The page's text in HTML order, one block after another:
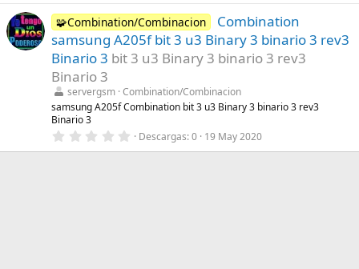
0
0
e
s
t
r
l
l
a
s
🧩Combination/Combinacion
Combination
samsung A205f bit 3 u3 Binary 3 binario 3 rev3
Binario 3 bit 3 u3 Binary 3 binario 3 rev3
Binario 3
servergsm Combination/Combinacion
samsung A205f Combination bit 3 u3 Binary 3 binario 3 rev3
Binario 3
0
0
Descargas 0 19 May 2020